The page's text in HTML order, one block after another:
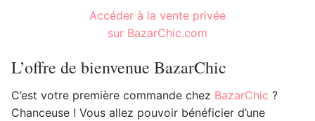
Accéder à la vente privée
sur BazarChic.com
L’offre de bienvenue BazarChic
C’est votre première commande chez BazarChic ?
Chanceuse ! Vous allez pouvoir bénéficier d’une